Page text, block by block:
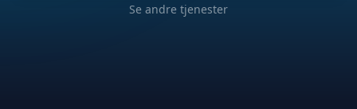
Se andre tjenester